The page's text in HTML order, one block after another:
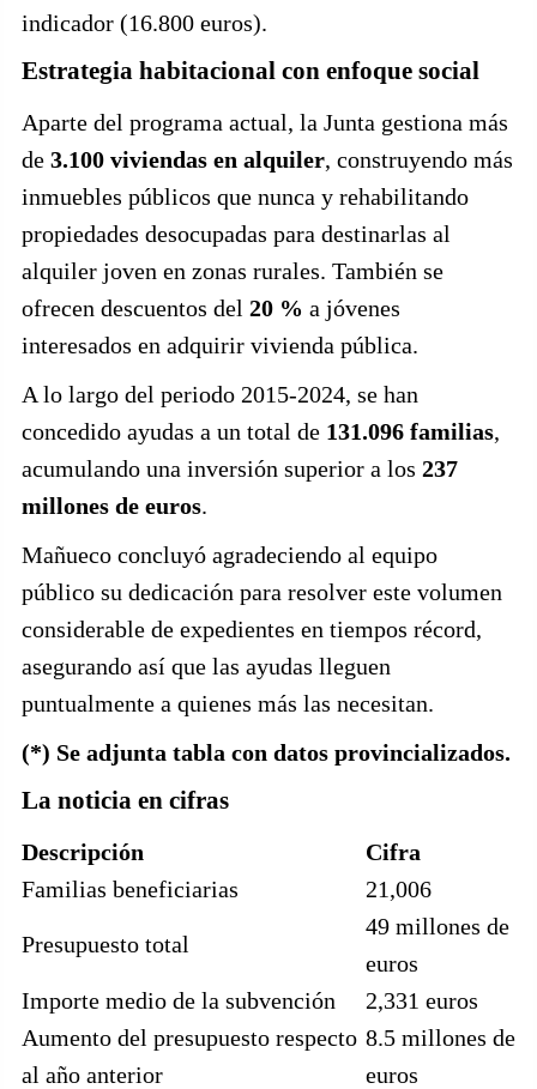
indicador (16.800 euros).
Estrategia habitacional con enfoque social
Aparte del programa actual, la Junta gestiona más
de 3.100 viviendas en alquiler, construyendo más
inmuebles públicos que nunca y rehabilitando
propiedades desocupadas para destinarlas al
alquiler joven en zonas rurales. También se
ofrecen descuentos del 20 % a jóvenes
interesados en adquirir vivienda pública.
A lo largo del periodo 2015-2024, se han
concedido ayudas a un total de 131.096 familias,
acumulando una inversión superior a los 237
millones de euros.
Mañueco concluyó agradeciendo al equipo
público su dedicación para resolver este volumen
considerable de expedientes en tiempos récord,
asegurando así que las ayudas lleguen
puntualmente a quienes más las necesitan.
(*) Se adjunta tabla con datos provincializados.
La noticia en cifras
Descripción
Cifra
Familias beneficiarias
21,006
Presupuesto total
49 millones de
euros
Importe medio de la subvención
2,331 euros
Aumento del presupuesto respecto
al año anterior
8.5 millones de
euros